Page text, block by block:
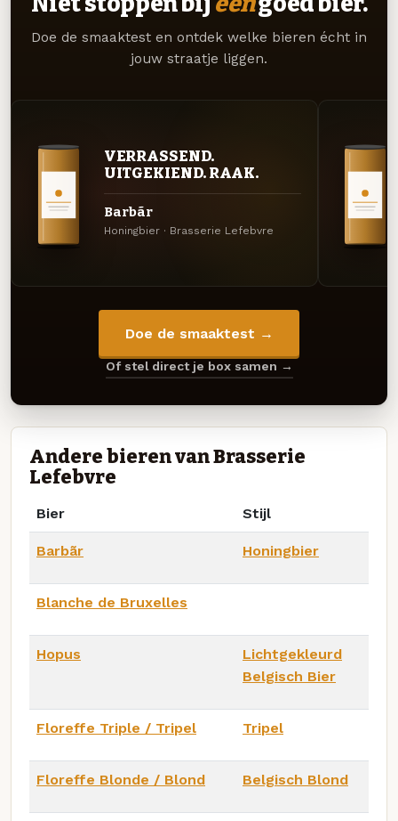
Doe de smaaktest en ontdek welke bieren écht in
jouw straatje liggen.
VERRASSEND.
UITGEKIEND. RAAK.
Barbãr
Honingbier · Brasserie Lefebvre
Doe de smaaktest →
Of stel direct je box samen →
Andere bieren van Brasserie
Lefebvre
Bier Stijl
Barbãr Honingbier
Blanche de Bruxelles
Hopus
Lichtgekleurd
Belgisch Bier
Floreffe Triple / Tripel Tripel
Floreffe Blonde / Blond Belgisch Blond